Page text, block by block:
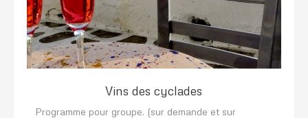
Vins des cyclades
Programme pour groupe. (sur demande et sur